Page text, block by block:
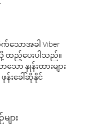
ောအခါ Viber
ထည့်ပေးပါသည်။
ာ နှုန်းထားများ
န်းခေါ်ဆိုနိုင်
ား